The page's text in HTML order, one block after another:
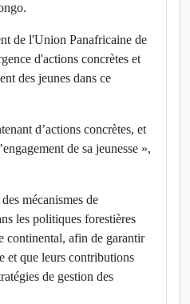
de l'Union Panafricaine de
d'actions concrètes et
des jeunes dans ce
d’actions concrètes, et
de sa jeunesse »,
mécanismes de
les politiques forestières
continental, afin de garantir
et que leurs contributions
de gestion des